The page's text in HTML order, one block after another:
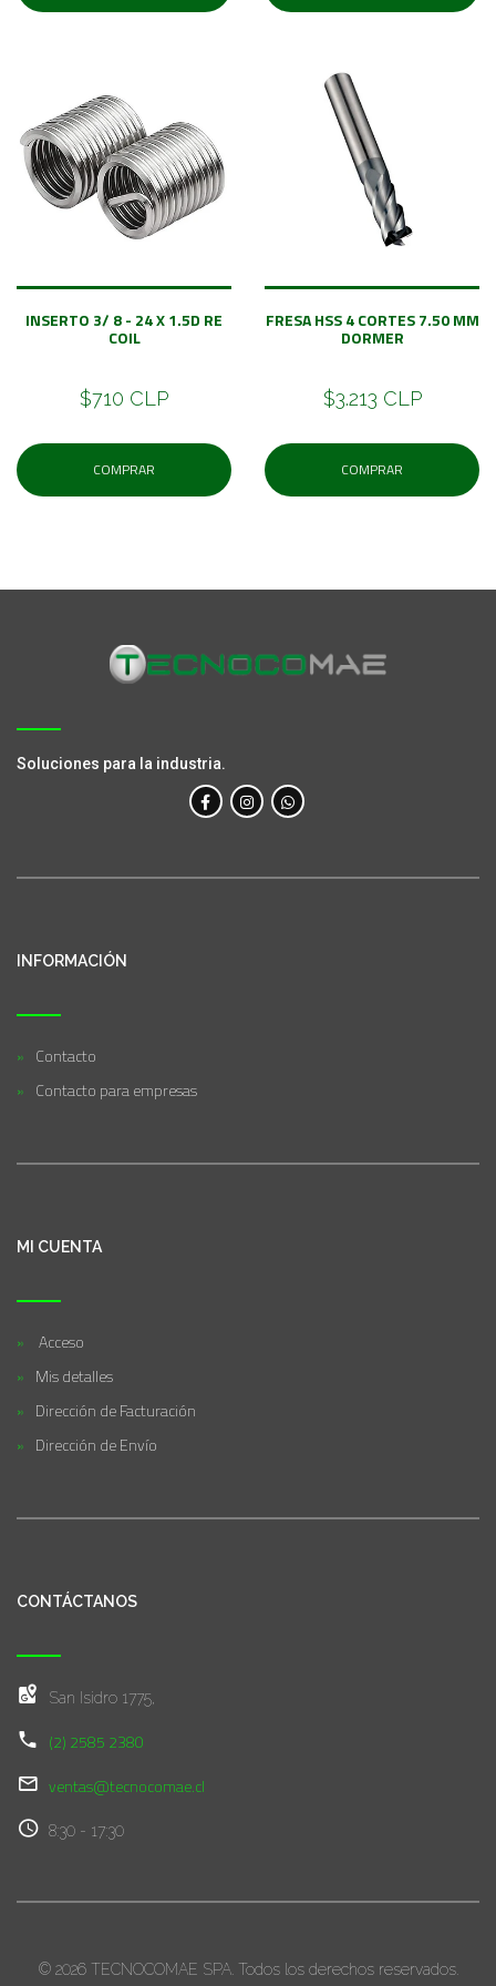
INSERTO 3/ 8 - 24 X 1.5D RE
COIL
$710 CLP
COMPRAR
FRESA HSS 4 CORTES 7.50 MM
DORMER
$3.213 CLP
COMPRAR
Soluciones para la industria.
INFORMACIÓN
Contacto
Contacto para empresas
MI CUENTA
Acceso
Mis detalles
Dirección de Facturación
Dirección de Envío
CONTÁCTANOS
San Isidro 1775,
(2) 2585 2380
ventas@tecnocomae.cl
8:30 - 17:30
© 2026 TECNOCOMAE SPA. Todos los derechos reservados.